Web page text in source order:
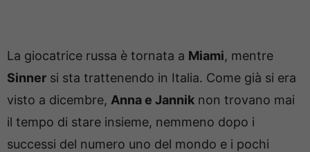
La giocatrice russa è tornata a Miami, mentre
Sinner si sta trattenendo in Italia. Come già si era
visto a dicembre, Anna e Jannik non trovano mai
il tempo di stare insieme, nemmeno dopo i
successi del numero uno del mondo e i pochi